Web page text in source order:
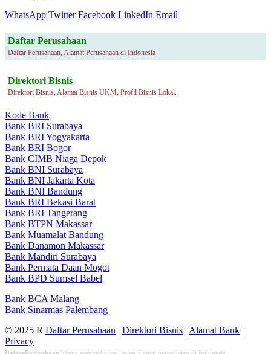
WhatsApp Twitter Facebook LinkedIn Email
Daftar Perusahaan
Daftar Perusahaan, Alamat Perusahaan di Indonesia
Direktori Bisnis
Direktori Bisnis, Alamat Bisnis UKM, Profil Bisnis Lokal.
Kode Bank
Bank BRI Surabaya
Bank BRI Yogyakarta
Bank BRI Bogor
Bank CIMB Niaga Depok
Bank BNI Surabaya
Bank BNI Jakarta Kota
Bank BNI Bandung
Bank BRI Bekasi Barat
Bank BRI Tangerang
Bank BTPN Makassar
Bank Muamalat Bandung
Bank Danamon Makassar
Bank Mandiri Surabaya
Bank Permata Daan Mogot
Bank BPD Sumsel Babel
Bank BCA Malang
Bank Sinarmas Palembang
© 2025 R Daftar Perusahaan | Direktori Bisnis | Alamat Bank |
Privacy